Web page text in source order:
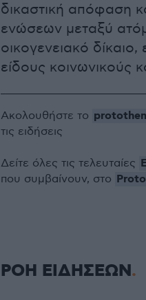
δικαστική απόφαση
ενώσεων μεταξύ
οικογενειακό
είδους κοινωνικούς
Ακολουθήστε το
τις ειδήσεις
Δείτε όλες τις τελευταίες
που συμβαίνουν, στο
ΡΟΗ ΕΙΔΗΣΕΩΝ